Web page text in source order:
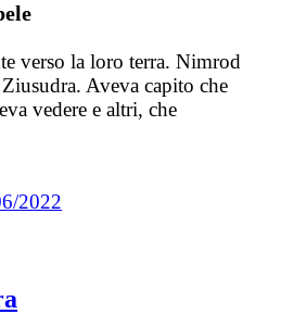
verso la loro terra. Nimrod
Aveva capito che
vedere e altri, che
2022